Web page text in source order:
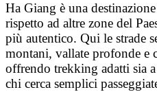
Ha Giang è una
rispetto ad altre zone del
più autentico. Qui le strade
montani, vallate profonde e
offrendo trekking adatti sia
chi cerca semplici